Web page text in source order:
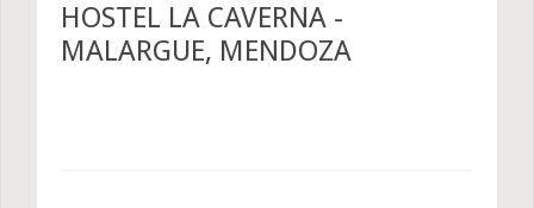
HOSTEL LA CAVERNA -
MALARGUE, MENDOZA